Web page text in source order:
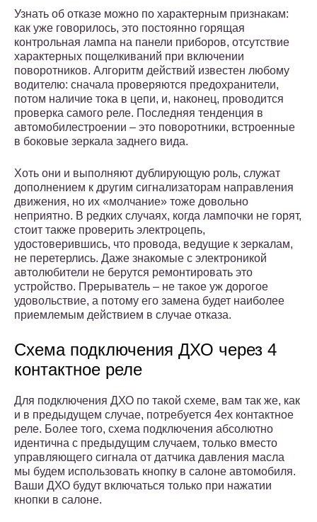
Узнать об отказе можно по характерным признакам:
как уже говорилось, это постоянно горящая
контрольная лампа на панели приборов, отсутствие
характерных пощелкиваний при включении
поворотников. Алгоритм действий известен любому
водителю: сначала проверяются предохранители,
потом наличие тока в цепи, и, наконец, проводится
проверка самого реле. Последняя тенденция в
автомобилестроении – это поворотники, встроенные
в боковые зеркала заднего вида.
Хоть они и выполняют дублирующую роль, служат
дополнением к другим сигнализаторам направления
движения, но их «молчание» тоже довольно
неприятно. В редких случаях, когда лампочки не горят,
стоит также проверить электроцепь,
удостоверившись, что провода, ведущие к зеркалам,
не перетерлись. Даже знакомые с электроникой
автолюбители не берутся ремонтировать это
устройство. Прерыватель – не такое уж дорогое
удовольствие, а потому его замена будет наиболее
приемлемым действием в случае отказа.
Схема подключения ДХО через 4
контактное реле
Для подключения ДХО по такой схеме, вам так же, как
и в предыдущем случае, потребуется 4ех контактное
реле. Более того, схема подключения абсолютно
идентична с предыдущим случаем, только вместо
управляющего сигнала от датчика давления масла
мы будем использовать кнопку в салоне автомобиля.
Ваши ДХО будут включаться только при нажатии
кнопки в салоне.